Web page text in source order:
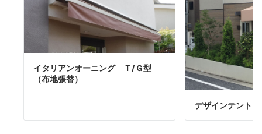
イタリアンオーニング Ｔ/Ｇ型
（布地張替）
デザインテント